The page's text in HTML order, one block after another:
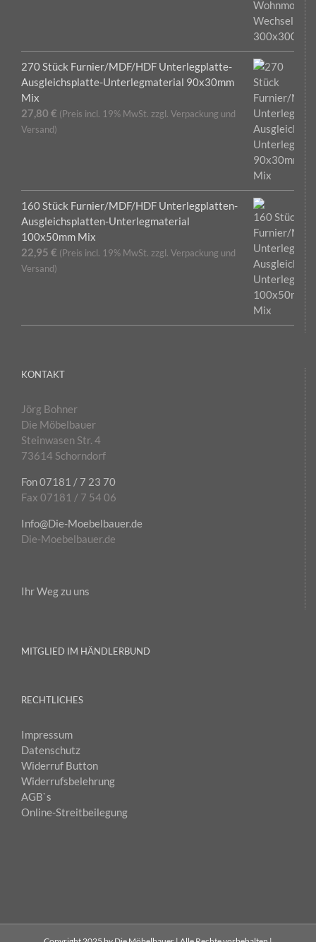
270 Stück Furnier/MDF/HDF Unterlegplatte-
Ausgleichsplatte-Unterlegmaterial 90x30mm
Mix
27,80 € (Preis incl. 19% MwSt. zzgl. Verpackung und
Versand)
160 Stück Furnier/MDF/HDF Unterlegplatten-
Ausgleichsplatten-Unterlegmaterial
100x50mm Mix
22,95 € (Preis incl. 19% MwSt. zzgl. Verpackung und
Versand)
KONTAKT
Jörg Bohner
Die Möbelbauer
Steinwasen Str. 4
73614 Schorndorf
Fon 07181 / 7 23 70
Fax 07181 / 7 54 06
Info@Die-Moebelbauer.de
Die-Moebelbauer.de
Ihr Weg zu uns
MITGLIED IM HÄNDLERBUND
RECHTLICHES
Impressum
Datenschutz
Widerruf Button
Widerrufsbelehrung
AGB`s
Online-Streitbeilegung